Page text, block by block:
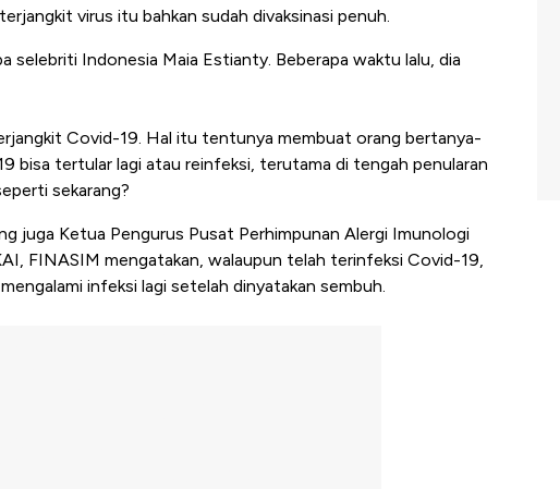
virus itu bahkan sudah divaksinasi penuh.
selebriti Indonesia Maia Estianty. Beberapa waktu lalu, dia
Covid-19. Hal itu tentunya membuat orang bertanya-
bisa tertular lagi atau reinfeksi, terutama di tengah penularan
sekarang?
juga Ketua Pengurus Pusat Perhimpunan Alergi Imunologi
FINASIM mengatakan, walaupun telah terinfeksi Covid-19,
infeksi lagi setelah dinyatakan sembuh.